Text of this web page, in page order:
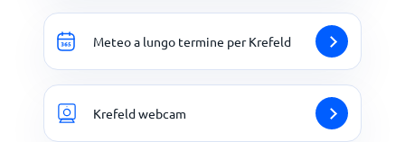
Meteo a lungo termine per Krefeld
Krefeld webcam